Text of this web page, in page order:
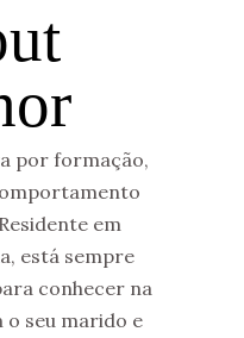
por formação,
em
está sempre
conhecer na
o seu marido e